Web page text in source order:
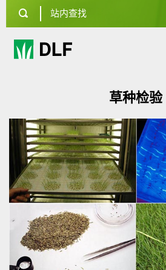
草种检验